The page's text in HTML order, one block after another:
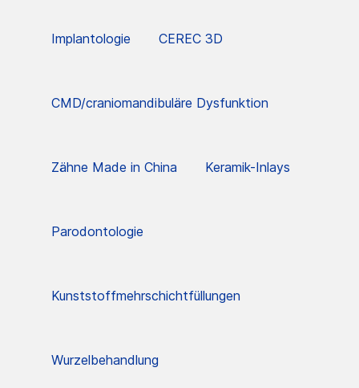
Implantologie CEREC 3D
CMD/craniomandibuläre Dysfunktion
Zähne Made in China Keramik-Inlays
Parodontologie
Kunststoffmehrschichtfüllungen
Wurzelbehandlung